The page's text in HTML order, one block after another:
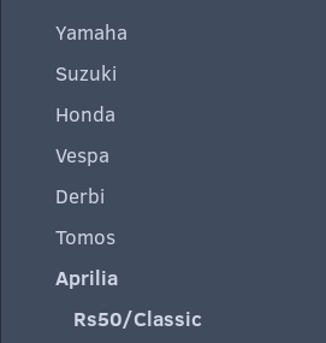
Yamaha
Suzuki
Honda
Vespa
Derbi
Tomos
Aprilia
Rs50/Classic